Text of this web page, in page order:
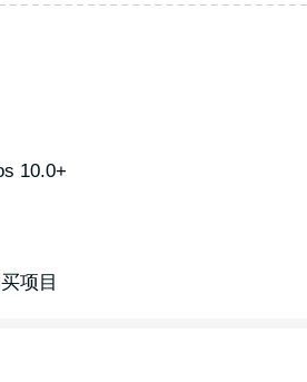
10.0+
项目